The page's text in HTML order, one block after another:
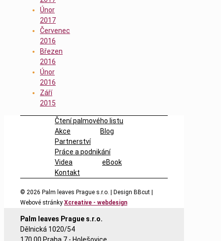
Únor
2017
Červenec
2016
Březen
2016
Únor
2016
Září
2015
Čtení palmového listu
Akce
Blog
Partnerství
Práce a podnikání
Videa
eBook
Kontakt
© 2026 Palm leaves Prague s.r.o. | Design BBcut |
Webové stránky Xcreative - webdesign
Palm leaves Prague s.r.o.
Dělnická 1020/54